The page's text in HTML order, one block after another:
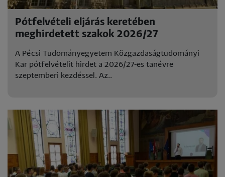
Pótfelvételi eljárás keretében
meghirdetett szakok 2026/27
A Pécsi Tudományegyetem Közgazdaságtudományi
Kar pótfelvételit hirdet a 2026/27-es tanévre
szeptemberi kezdéssel. Az..